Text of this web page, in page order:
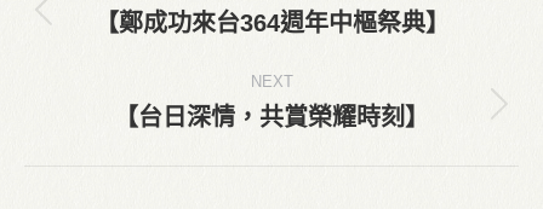
navigation
Previous
【鄭成功來台364週年中樞祭典】
NEXT
Next
【台日深情，共賞榮耀時刻】